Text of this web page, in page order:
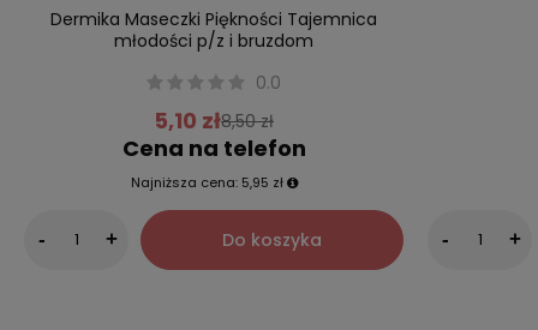
Dermika Maseczki Piękności Tajemnica
młodości p/z i bruzdom
0.0
5,10 zł8,50 zł
Cena na telefon
Najniższa cena: 5,95 zł
- + Do koszyka - +